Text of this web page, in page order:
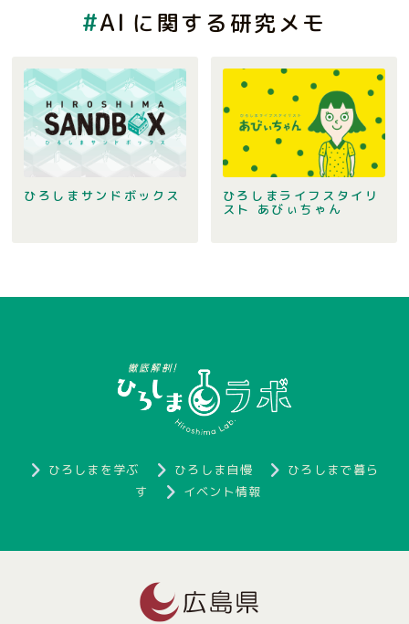
AI に関する研究メモ
ひろしまサンドボックス
ひろしまライフスタイリ
スト あびぃちゃん
ひろしまを学ぶ ひろしま自慢
ひろしまで暮ら
す
イベント情報